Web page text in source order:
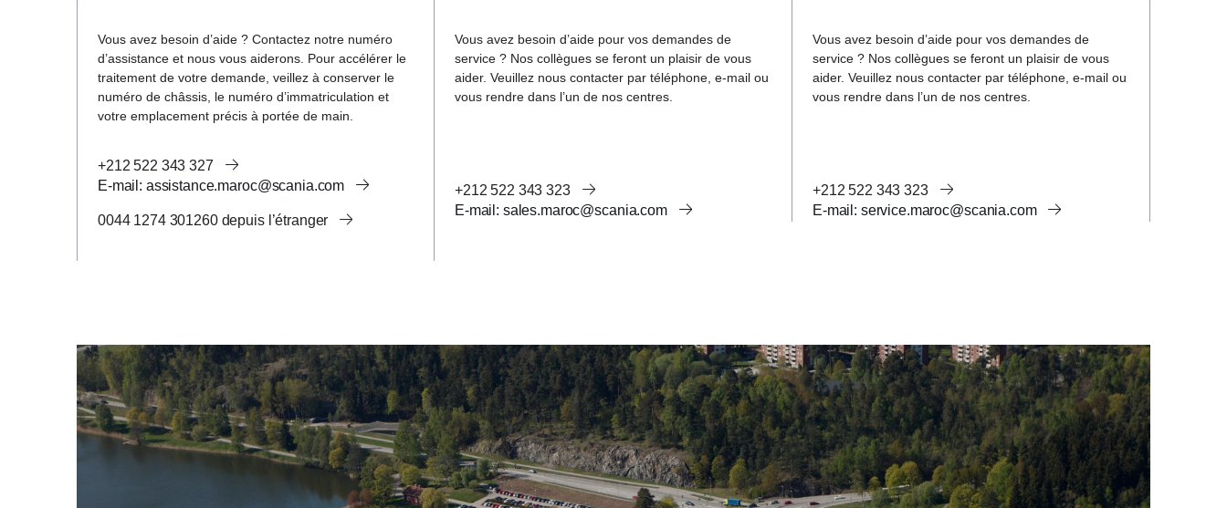
Vous avez besoin d’aide ? Contactez notre numéro
d’assistance et nous vous aiderons. Pour accélérer le
traitement de votre demande, veillez à conserver le
numéro de châssis, le numéro d’immatriculation et
votre emplacement précis à portée de main.
+212 522 343 327
e-mail: assistance.maroc@scania.com
0044 1274 301260 depuis l’étranger
Vous avez besoin d’aide pour vos demandes de
service ? Nos collègues se feront un plaisir de vous
aider. Veuillez nous contacter par téléphone, e-mail ou
vous rendre dans l’un de nos centres.
+212 522 343 323
e-mail: sales.maroc@scania.com
Vous avez besoin d’aide pour vos demandes de
service ? Nos collègues se feront un plaisir de vous
aider. Veuillez nous contacter par téléphone, e-mail ou
vous rendre dans l’un de nos centres.
+212 522 343 323
e-mail: service.maroc@scania.com